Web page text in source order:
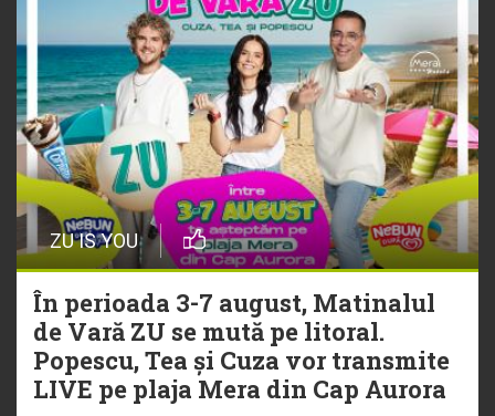
ZU IS YOU
În perioada 3-7 august, Matinalul
de Vară ZU se mută pe litoral.
Popescu, Tea și Cuza vor transmite
LIVE pe plaja Mera din Cap Aurora